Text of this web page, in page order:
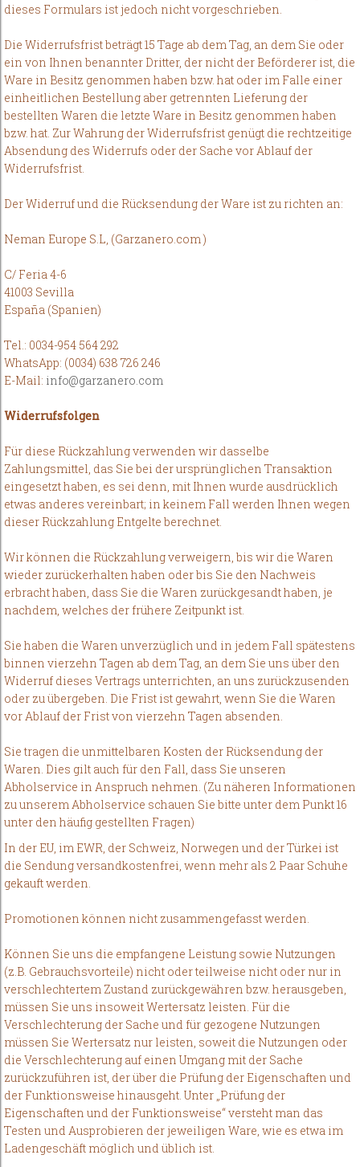
dieses Formulars ist jedoch nicht vorgeschrieben.
Die Widerrufsfrist beträgt 15 Tage ab dem Tag, an dem Sie oder
ein von Ihnen benannter Dritter, der nicht der Beförderer ist, die
Ware in Besitz genommen haben bzw. hat oder im Falle einer
einheitlichen Bestellung aber getrennten Lieferung der
bestellten Waren die letzte Ware in Besitz genommen haben
bzw. hat. Zur Wahrung der Widerrufsfrist genügt die rechtzeitige
Absendung des Widerrufs oder der Sache vor Ablauf der
Widerrufsfrist.
Der Widerruf und die Rücksendung der Ware ist zu richten an:
Neman Europe S.L, (Garzanero.com )
C/ Feria 4-6
41003 Sevilla
España (Spanien)
Tel.: 0034-954 564 292
WhatsApp: (0034) 638 726 246
E-Mail: info@garzanero.com
Widerrufsfolgen
Für diese Rückzahlung verwenden wir dasselbe
Zahlungsmittel, das Sie bei der ursprünglichen Transaktion
eingesetzt haben, es sei denn, mit Ihnen wurde ausdrücklich
etwas anderes vereinbart; in keinem Fall werden Ihnen wegen
dieser Rückzahlung Entgelte berechnet.
Wir können die Rückzahlung verweigern, bis wir die Waren
wieder zurückerhalten haben oder bis Sie den Nachweis
erbracht haben, dass Sie die Waren zurückgesandt haben, je
nachdem, welches der frühere Zeitpunkt ist.
Sie haben die Waren unverzüglich und in jedem Fall spätestens
binnen vierzehn Tagen ab dem Tag, an dem Sie uns über den
Widerruf dieses Vertrags unterrichten, an uns zurückzusenden
oder zu übergeben. Die Frist ist gewahrt, wenn Sie die Waren
vor Ablauf der Frist von vierzehn Tagen absenden.
Sie tragen die unmittelbaren Kosten der Rücksendung der
Waren. Dies gilt auch für den Fall, dass Sie unseren
Abholservice in Anspruch nehmen. (Zu näheren Informationen
zu unserem Abholservice schauen Sie bitte unter dem Punkt 16
unter den häufig gestellten Fragen)
In der EU, im EWR, der Schweiz, Norwegen und der Türkei ist
die Sendung versandkostenfrei, wenn mehr als 2 Paar Schuhe
gekauft werden.
Promotionen können nicht zusammengefasst werden.
Können Sie uns die empfangene Leistung sowie Nutzungen
(z.B. Gebrauchsvorteile) nicht oder teilweise nicht oder nur in
verschlechtertem Zustand zurückgewähren bzw. herausgeben,
müssen Sie uns insoweit Wertersatz leisten. Für die
Verschlechterung der Sache und für gezogene Nutzungen
müssen Sie Wertersatz nur leisten, soweit die Nutzungen oder
die Verschlechterung auf einen Umgang mit der Sache
zurückzuführen ist, der über die Prüfung der Eigenschaften und
der Funktionsweise hinausgeht. Unter „Prüfung der
Eigenschaften und der Funktionsweise“ versteht man das
Testen und Ausprobieren der jeweiligen Ware, wie es etwa im
Ladengeschäft möglich und üblich ist.